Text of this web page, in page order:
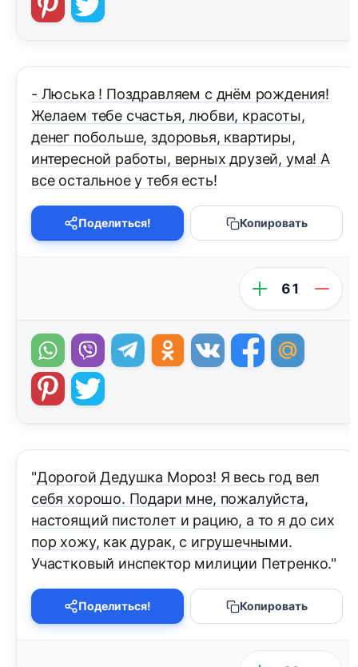
- Люська ! Поздравляем с днём рождения!
Желаем тебе счастья, любви, красоты,
денег побольше, здоровья, квартиры,
интересной работы, верных друзей, ума! А
все остальное у тебя есть!
Поделиться! Копировать
61
"Дорогой Дедушка Мороз! Я весь год вел
себя хорошо. Подари мне, пожалуйста,
настоящий пистолет и рацию, а то я до сих
пор хожу, как дурак, с игрушечными.
Участковый инспектор милиции Петренко."
Поделиться! Копировать